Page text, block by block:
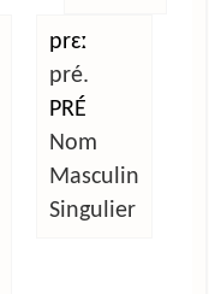
prɛː
pré.
PRÉ
Nom
Masculin
Singulier